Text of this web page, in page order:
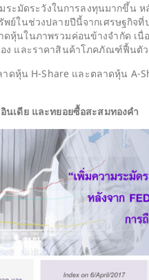
มัดระวังในการลงทุนมากขึ้น ห
ย์ในช่วงปลายปีนี้จากเศรษฐกิจ
หุ้นในภาพรวมค่อนข้างจำกัด เนื่
ง และราคาสินค้าโภคภัณฑ์ฟื้นตัว
น H-Share และตลาดหุ้น A-
เดีย และทยอยซื้อสะสมทองคำ